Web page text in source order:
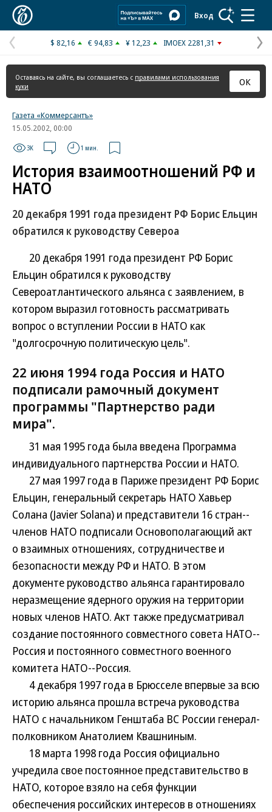
Вход
Предыдущая
страница
$ 82,16 € 94,83 ¥ 12,23 IMOEX 2281,31
Оставаясь на сайте, вы соглашаетесь с правилами использования
куки
ОК
Газета «Коммерсантъ»
15.05.2002, 00:00
3K 1 мин.
История взаимоотношений РФ и
НАТО
20 декабря 1991 года президент РФ Борис Ельцин
обратился к руководству Североа
20 декабря 1991 года президент РФ Борис
Ельцин обратился к руководству
Североатлантического альянса с заявлением, в
котором выразил готовность рассматривать
вопрос о вступлении России в НАТО как
"долгосрочную политическую цель".
22 июня 1994 года Россия и НАТО
подписали рамочный документ
программы "Партнерство ради
мира".
31 мая 1995 года была введена Программа
индивидуального партнерства России и НАТО.
27 мая 1997 года в Париже президент РФ Борис
Ельцин, генеральный секретарь НАТО Хавьер
Солана (Javier Solana) и представители 16 стран--
членов НАТО подписали Основополагающий акт
о взаимных отношениях, сотрудничестве и
безопасности между РФ и НАТО. В этом
документе руководство альянса гарантировало
неразмещение ядерного оружия на территории
новых членов НАТО. Акт также предусматривал
создание постоянного совместного совета НАТО--
Россия и постоянного совместного военного
комитета НАТО--Россия.
4 декабря 1997 года в Брюсселе впервые за всю
историю альянса прошла встреча руководства
НАТО с начальником Генштаба ВС России генерал-
полковником Анатолием Квашниным.
18 марта 1998 года Россия официально
учредила свое постоянное представительство в
НАТО, которое взяло на себя функции
обеспечения российских интересов в отношениях